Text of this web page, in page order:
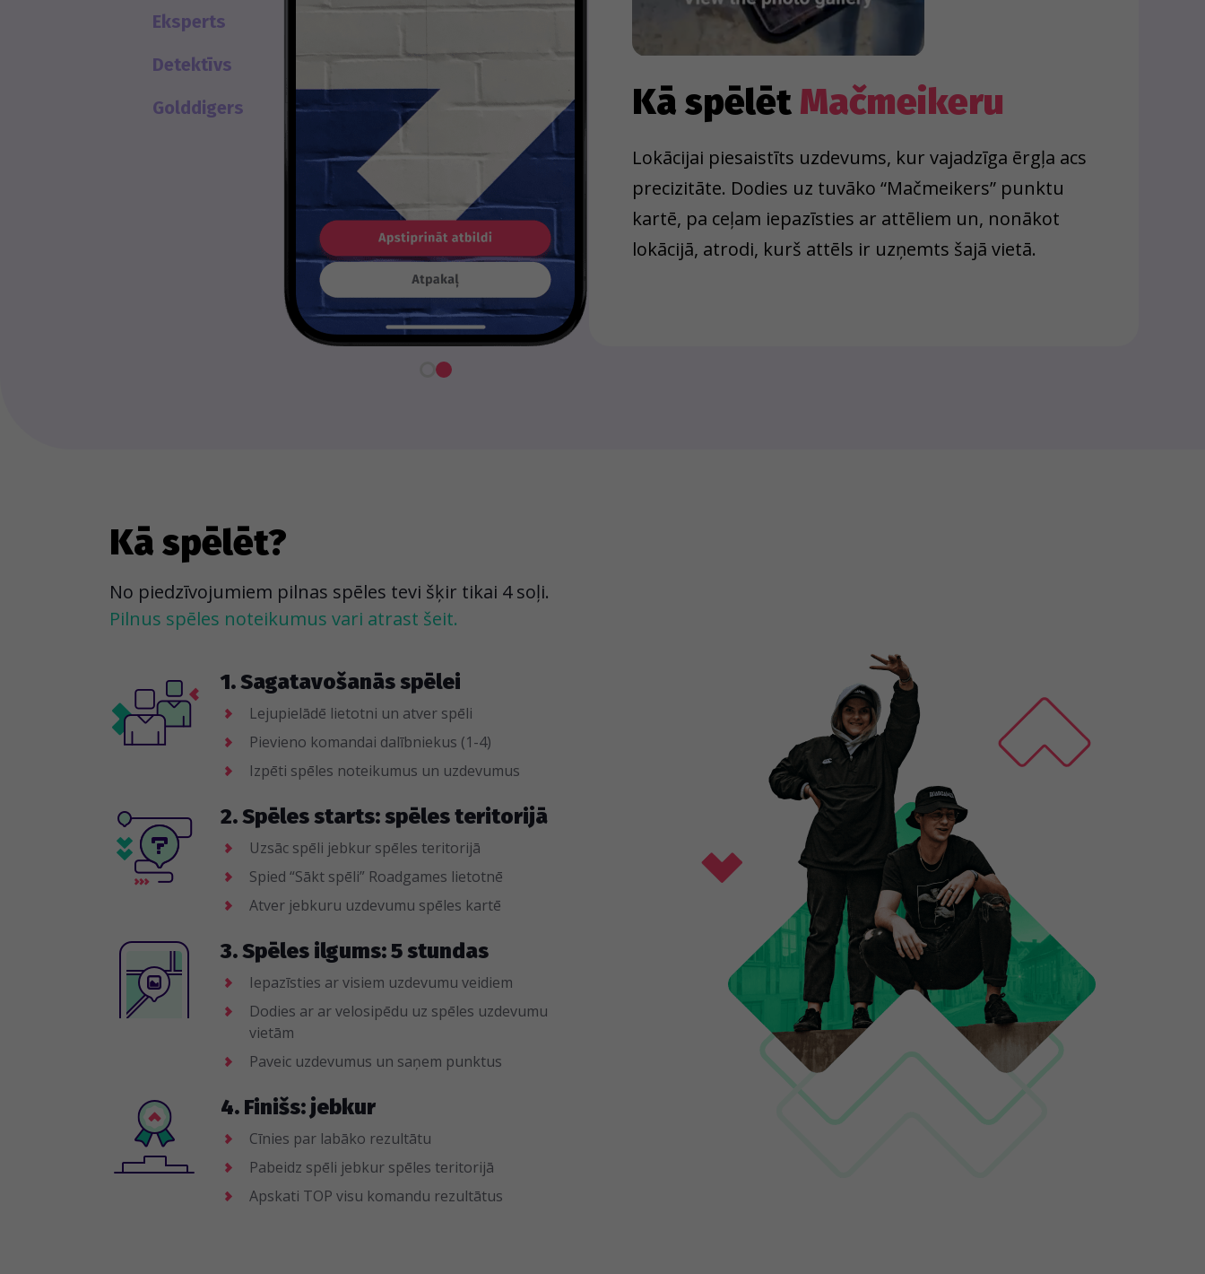
Eksperts
Detektīvs
Golddigers
Kā spēlēt Mačmeikeru
Lokācijai piesaistīts uzdevums, kur vajadzīga ērgļa acs
precizitāte. Dodies uz tuvāko “Mačmeikers” punktu
kartē, pa ceļam iepazīsties ar attēliem un, nonākot
lokācijā, atrodi, kurš attēls ir uzņemts šajā vietā.
Kā spēlēt?
No piedzīvojumiem pilnas spēles tevi šķir tikai 4 soļi.
Pilnus spēles noteikumus vari atrast šeit.
1. Sagatavošanās spēlei
Lejupielādē lietotni un atver spēli
Pievieno komandai dalībniekus (1-4)
Izpēti spēles noteikumus un uzdevumus
2. Spēles starts: spēles teritorijā
Uzsāc spēli jebkur spēles teritorijā
Spied “Sākt spēli” Roadgames lietotnē
Atver jebkuru uzdevumu spēles kartē
3. Spēles ilgums: 5 stundas
Iepazīsties ar visiem uzdevumu veidiem
Dodies ar ar velosipēdu uz spēles uzdevumu
vietām
Paveic uzdevumus un saņem punktus
4. Finišs: jebkur
Cīnies par labāko rezultātu
Pabeidz spēli jebkur spēles teritorijā
Apskati TOP visu komandu rezultātus